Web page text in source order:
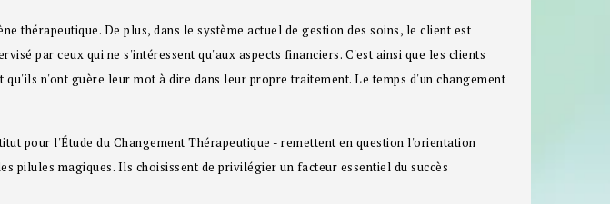
thérapeutique. De plus, dans le système actuel de gestion des soins, le client est
par ceux qui ne s'intéressent qu'aux aspects financiers. C'est ainsi que les clients
n'ont guère leur mot à dire dans leur propre traitement. Le temps d'un changement
pour l'Étude du Changement Thérapeutique - remettent en question l'orientation
pilules magiques. Ils choisissent de privilégier un facteur essentiel du succès